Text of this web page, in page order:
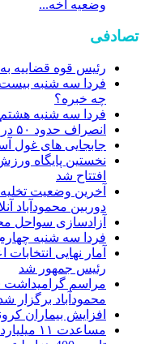
وضعیه اخه...
تصادفی
رئیس قوه قضاییه
چه خبره؟
فردا سه شنبه هشتم شهریور ماه
انصراف حدود ۵۰ درصد از کاندیدا‌های مجلس در مازندران
جابجایی های غول
نخستین پایگاه
افتتاح شد
آخرین وضعیت
دوربین محمودآباد
آزادسازی سواحل
فردا سه شنبه
آمار نهایی
رئیس جمهور شد
مراسم
محمودآباد برگزار
افزایش بیماران
مساعدت ١١ میلیارد تومانی مراکز نیکوکاری در محمود آباد